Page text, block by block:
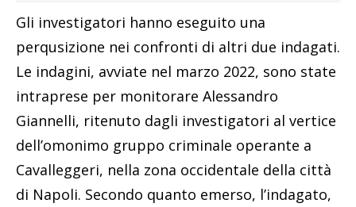
Gli investigatori hanno eseguito una
perqusizione nei confronti di altri due indagati.
Le indagini, avviate nel marzo 2022, sono state
intraprese per monitorare Alessandro
Giannelli, ritenuto dagli investigatori al vertice
dell’omonimo gruppo criminale operante a
Cavalleggeri, nella zona occidentale della città
di Napoli. Secondo quanto emerso, l’indagato,